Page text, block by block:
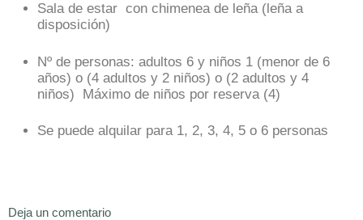
Sala de estar con chimenea de leña (leña a
disposición)
Nº de personas: adultos 6 y niños 1 (menor de 6
años) o (4 adultos y 2 niños) o (2 adultos y 4
niños) Máximo de niños por reserva (4)
Se puede alquilar para 1, 2, 3, 4, 5 o 6 personas
Deja un comentario